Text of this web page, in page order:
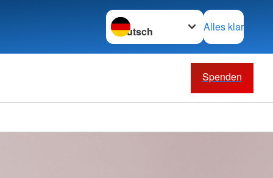
Sprache wechseln zu
Alles klar
Spenden